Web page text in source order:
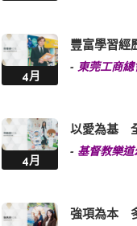
4月
豐富學習
- 東莞工商
4月
以愛為基
- 基督教樂
強項為本